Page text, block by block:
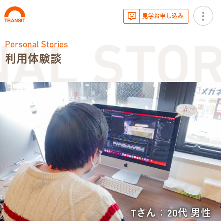
お知らせ
トランジットニュース
利用体験談
広報・イベント
サービス内容
就労移行支援とは
Personal Stories
利用体験談
Tさん：20代 男性
見学お申し込み